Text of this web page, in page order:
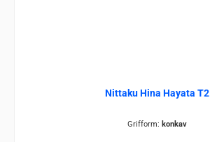
Nittaku Hina Hayata T2
Grifform: konkav